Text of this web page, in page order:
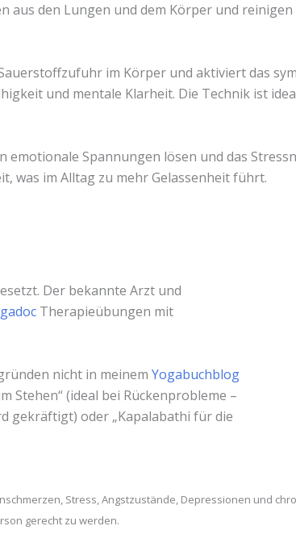
den Lungen und dem Körper und reinigen
im Körper und aktiviert das
und mentale Klarheit. Die Technik ist
emotionale Spannungen lösen und das
was im Alltag zu mehr Gelassenheit führt.
Der bekannte Arzt und
Therapieübungen mit
nicht in meinem Yogabuchblog
Stehen“ (ideal bei Rückenprobleme –
gekräftigt) oder „Kapalabathi für die
Stress, Angstzustände, Depressionen und
gerecht zu werden.